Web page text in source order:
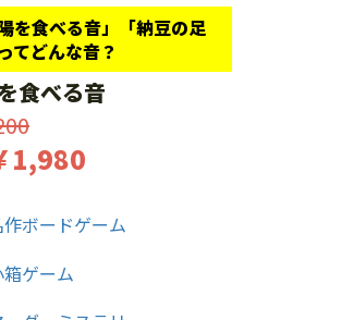
陽を食べる音」「納豆の足
てどんな音？
食べる音
1,980